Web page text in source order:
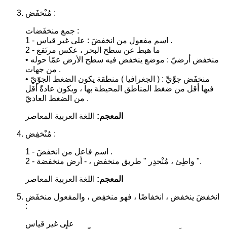
مُنْخفَض :
جمع منخفَضات :
1 - اسم مفعول من انخفضَ : على غير قياس .
2 - ما هبط عن سطح البحر ، عكس مرتَفع
• منخفض أرضيّ : موضع ينخفض فيه سطح الأرض عمّا حوله
من جهات .
• منخفَض جوِّيِّ : ( الجغرافيا ) منطقة يكون الضغط الجوّيّ
فيها أقل من ضغط المناطق المحيطة بها ، ويكون عادةً أقل
من الضغط العاديّ .
المعجم: اللغة العربية المعاصر
مُنْخفِض :
1 - اسم فاعل من انخفضَ .
2 - واطِئ ، مُنْحدِر " طريق منخفض ، - أرض منخفضة ".
المعجم: اللغة العربية المعاصر
انخفضَ ينخفض ، انخفاضًا ، فهو منخفِض ، والمفعول منخفَض
:
على غير قياس